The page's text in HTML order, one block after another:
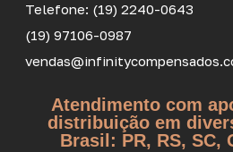
Telefone: (19) 2240-0643
(19) 97106-0987
Atendimento com
distribuição em
Brasil: PR, RS, SC,